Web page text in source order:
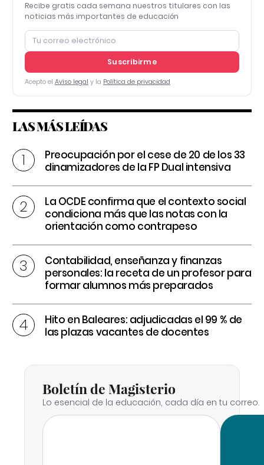
Recibe gratis cada semana nuestros titulares con las
noticias más importantes de educación
Suscribirme
Acepto el Aviso legal y la Política de privacidad
LAS MÁS LEÍDAS
Preocupación por el cese de 20 de los 33
dinamizadores de la FP Dual intensiva
La OCDE confirma que el contexto social
condiciona más que las notas con la
orientación como contrapeso
Contabilidad, enseñanza y finanzas
personales: la receta de un profesor para
formar alumnos más preparados
Hito en Baleares: adjudicadas el 99 % de
las plazas vacantes de docentes
Boletín de Magisterio
Lo esencial de la educación, cada día en tu correo.